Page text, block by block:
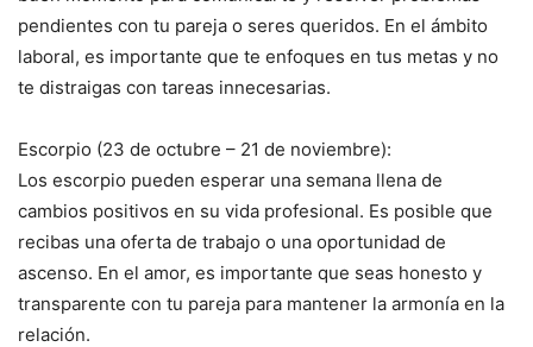
pendientes con tu pareja o seres queridos. En el ámbito
laboral, es importante que te enfoques en tus metas y no
te distraigas con tareas innecesarias.
Escorpio (23 de octubre – 21 de noviembre):
Los escorpio pueden esperar una semana llena de
cambios positivos en su vida profesional. Es posible que
recibas una oferta de trabajo o una oportunidad de
ascenso. En el amor, es importante que seas honesto y
transparente con tu pareja para mantener la armonía en la
relación.